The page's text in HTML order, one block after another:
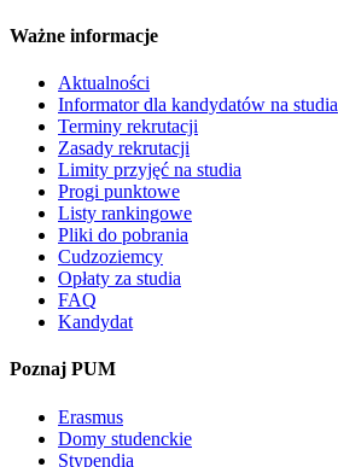
Ważne informacje
Aktualności
Informator dla kandydatów na studia
Terminy rekrutacji
Zasady rekrutacji
Limity przyjęć na studia
Progi punktowe
Listy rankingowe
Pliki do pobrania
Cudzoziemcy
Opłaty za studia
FAQ
Kandydat
Poznaj PUM
Erasmus
Domy studenckie
Stypendia